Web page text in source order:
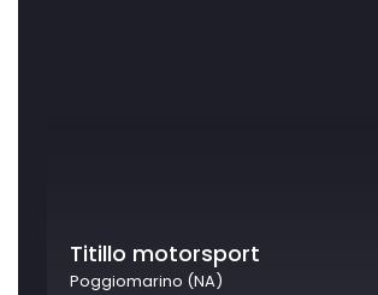
Titillo motorsport
Poggiomarino (NA)